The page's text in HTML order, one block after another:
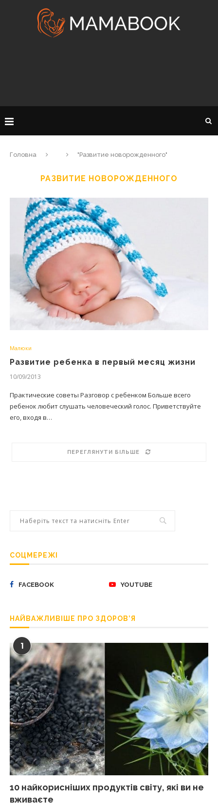
Головна "Развитие новорожденного"
РАЗВИТИЕ НОВОРОЖДЕННОГО
Малюки
Развитие ребенка в первый месяц жизни
10/09/2013
Практические советы Разговор с ребенком Больше всего
ребенок любит слушать человеческий голос. Приветствуйте
его, входя в…
ПЕРЕГЛЯНУТИ БІЛЬШЕ
СОЦМЕРЕЖІ
FACEBOOK YOUTUBE
НАЙВАЖЛИВІШЕ ПРО ЗДОРОВ’Я
1
10 найкорисніших продуктів світу, які ви не
вживаєте